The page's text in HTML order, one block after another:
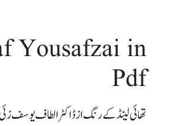
Yousafzai in
Pdf
تھائی لینڈ کے رنگ از ڈاکٹر الطاف یوسف